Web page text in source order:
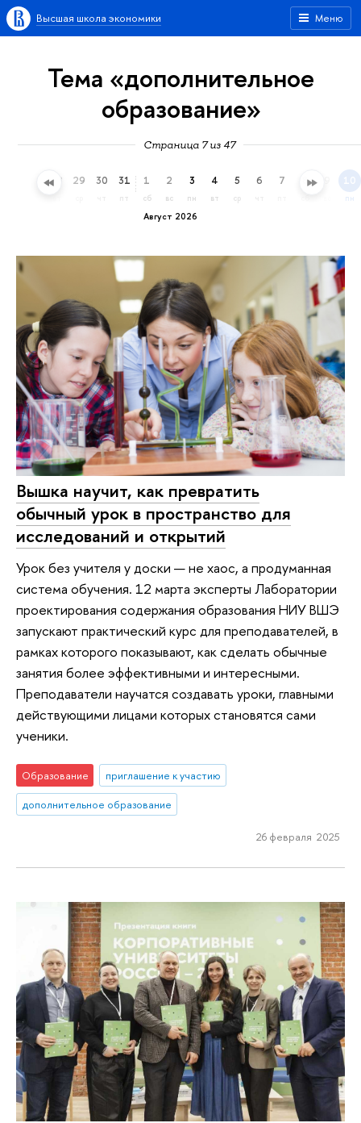
Меню
Высшая школа экономики
Тема «дополнительное
образование»
Страница 7 из 47
28 29 30 31
пт
Август 2026
1
сб
2
вс
3
пн
4
вт
5
ср
6 7 8 10
пн
Вышка научит, как превратить
обычный урок в пространство для
исследований и открытий
Урок без учителя у доски — не хаос, а продуманная
система обучения. 12 марта эксперты Лаборатории
проектирования содержания образования НИУ ВШЭ
запускают практический курс для преподавателей, в
рамках которого показывают, как сделать обычные
занятия более эффективными и интересными.
Преподаватели научатся создавать уроки, главными
действующими лицами которых становятся сами
ученики.
Образование
приглашение к участию
дополнительное образование
26 февраля 2025